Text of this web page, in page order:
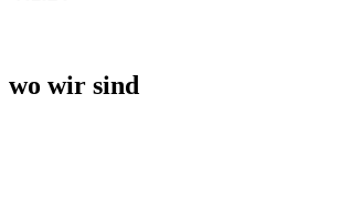
wo wir sind